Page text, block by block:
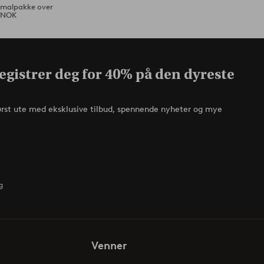
over
deg for 40% på den dyreste
ute med eksklusive tilbud, spennende nyheter og mye
Venner